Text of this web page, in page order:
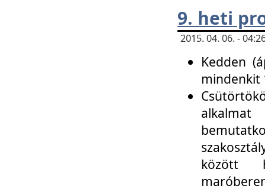
9. heti
2015. 04. 06. -
Kedden
mindenkit
között